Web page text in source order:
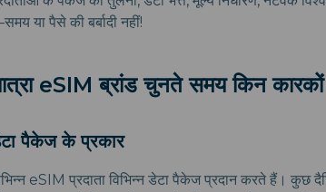
या पैसे की बर्बादी नहीं!
eSIM ब्रांड चुनते समय किन कारकों
पैकेज के प्रकार
eSIM प्रदाता विभिन्न डेटा पैकेज प्रदान करते हैं।